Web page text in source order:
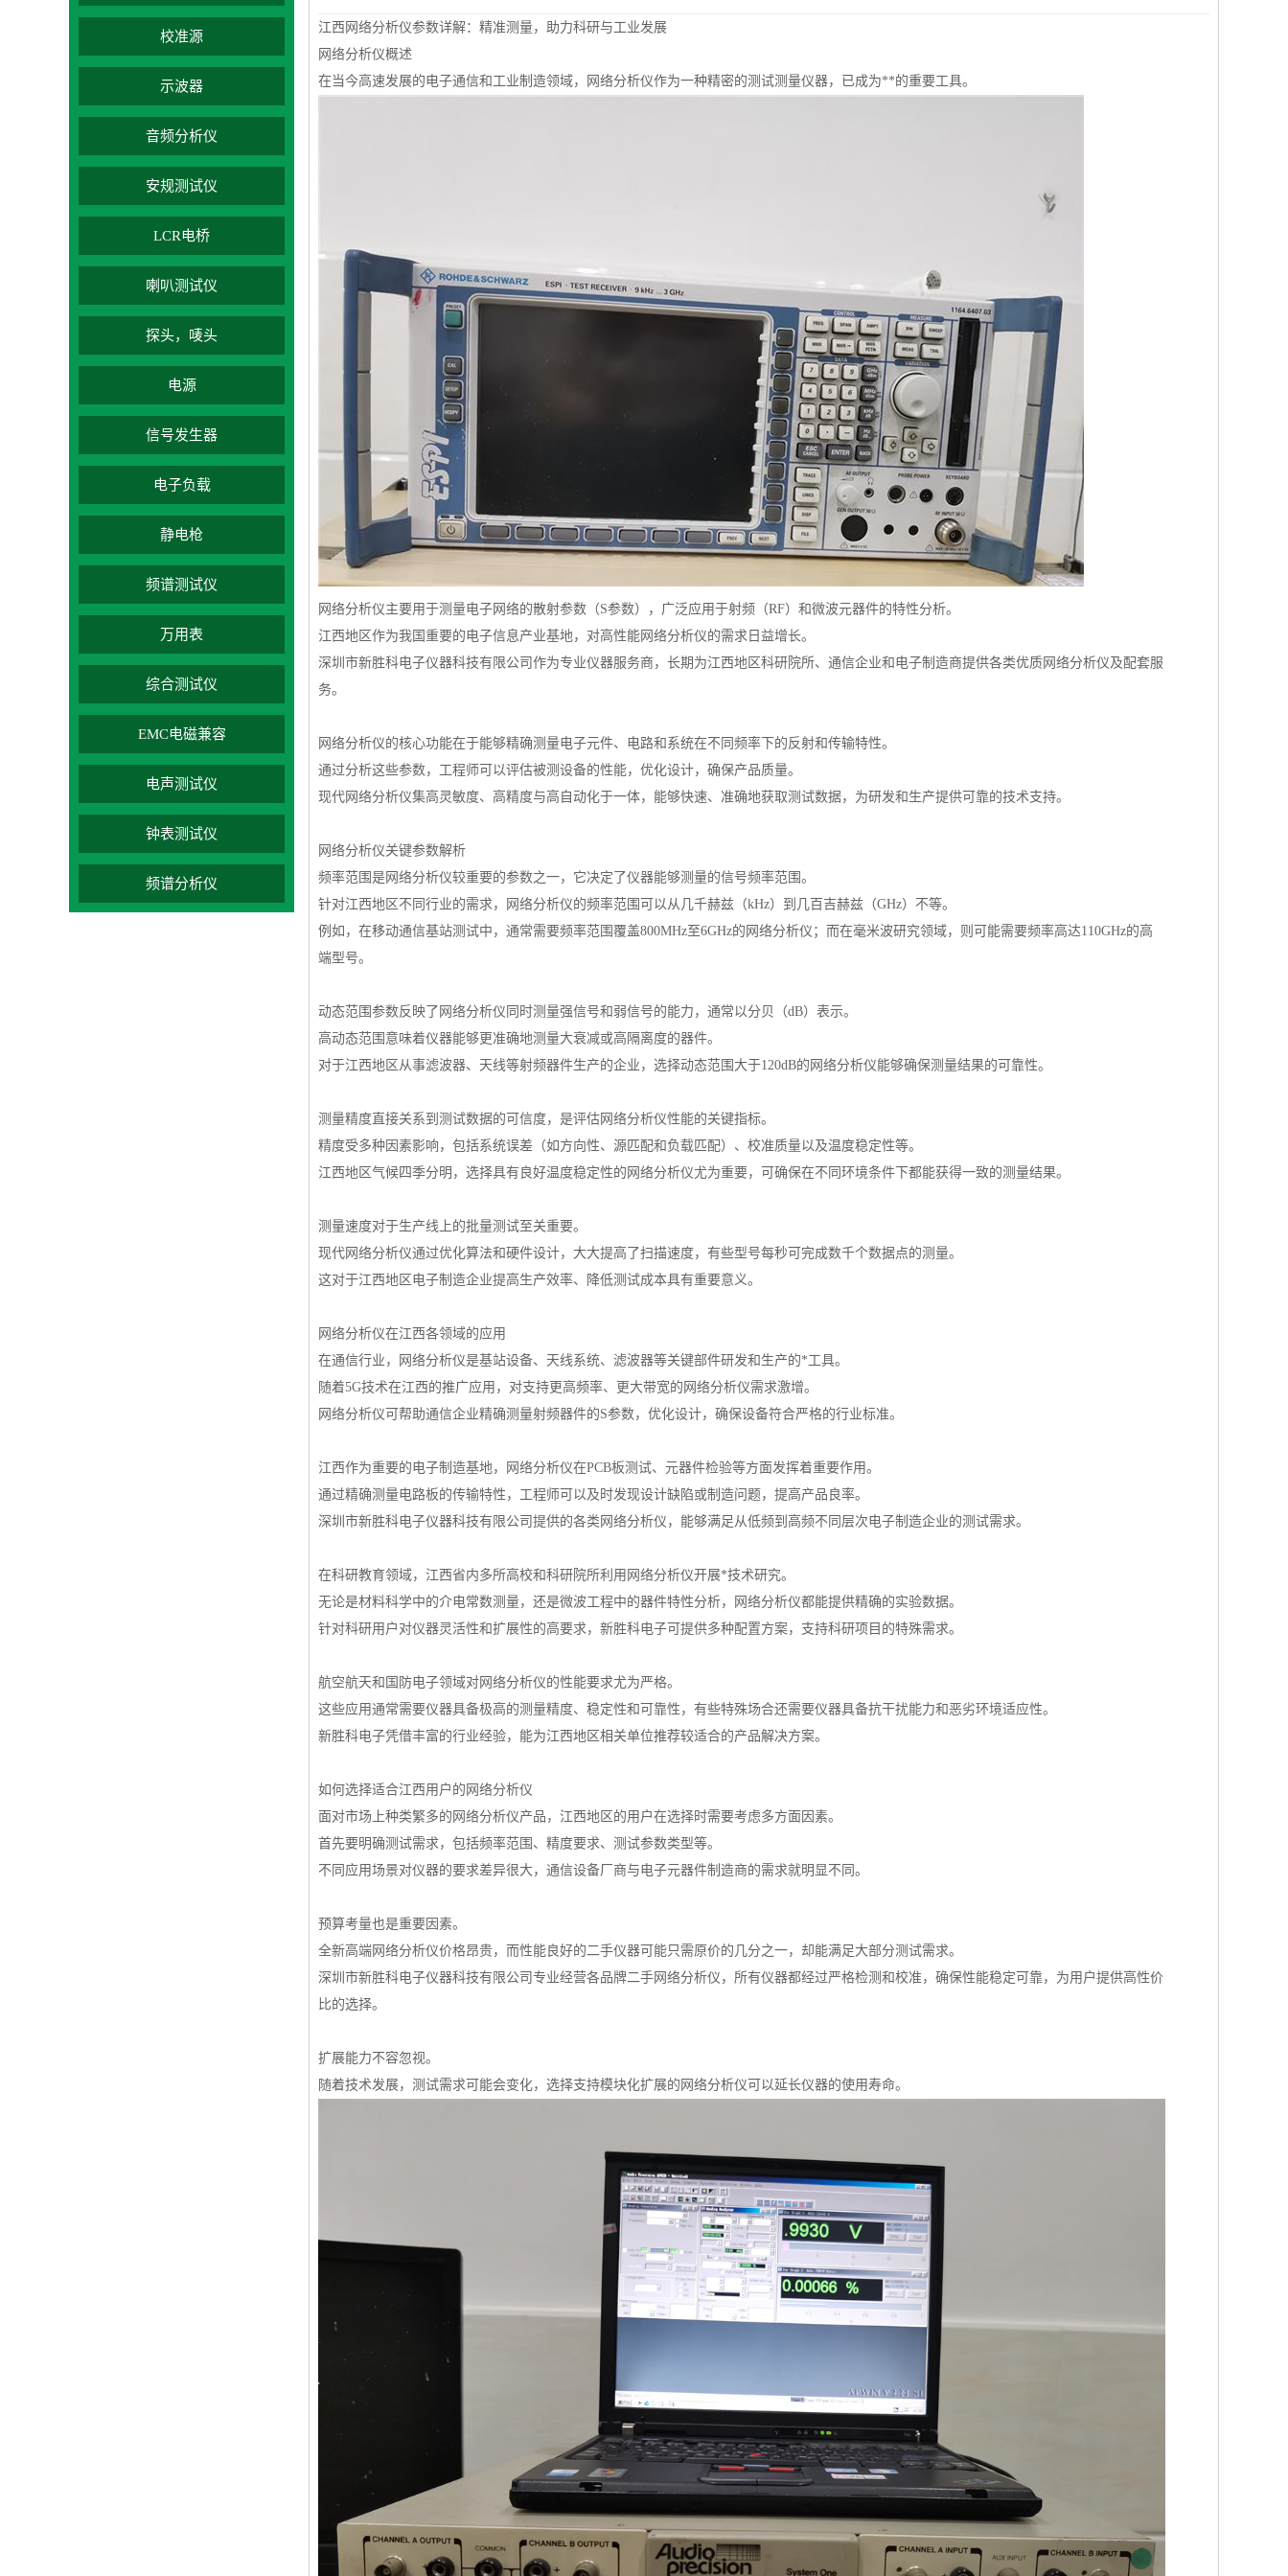
校准源
示波器
音频分析仪
安规测试仪
LCR电桥
喇叭测试仪
探头，唛头
电源
信号发生器
电子负载
静电枪
频谱测试仪
万用表
综合测试仪
EMC电磁兼容
电声测试仪
钟表测试仪
频谱分析仪
江西网络分析仪参数详解：精准测量，助力科研与工业发展
网络分析仪概述
在当今高速发展的电子通信和工业制造领域，网络分析仪作为一种精密的测试测量仪器，已成为**的重要工具。
网络分析仪主要用于测量电子网络的散射参数（S参数），广泛应用于射频（RF）和微波元器件的特性分析。
江西地区作为我国重要的电子信息产业基地，对高性能网络分析仪的需求日益增长。
深圳市新胜科电子仪器科技有限公司作为专业仪器服务商，长期为江西地区科研院所、通信企业和电子制造商提供各类优质网络分析仪及配套服
务。
网络分析仪的核心功能在于能够精确测量电子元件、电路和系统在不同频率下的反射和传输特性。
通过分析这些参数，工程师可以评估被测设备的性能，优化设计，确保产品质量。
现代网络分析仪集高灵敏度、高精度与高自动化于一体，能够快速、准确地获取测试数据，为研发和生产提供可靠的技术支持。
网络分析仪关键参数解析
频率范围是网络分析仪较重要的参数之一，它决定了仪器能够测量的信号频率范围。
针对江西地区不同行业的需求，网络分析仪的频率范围可以从几千赫兹（kHz）到几百吉赫兹（GHz）不等。
例如，在移动通信基站测试中，通常需要频率范围覆盖800MHz至6GHz的网络分析仪；而在毫米波研究领域，则可能需要频率高达110GHz的高
端型号。
动态范围参数反映了网络分析仪同时测量强信号和弱信号的能力，通常以分贝（dB）表示。
高动态范围意味着仪器能够更准确地测量大衰减或高隔离度的器件。
对于江西地区从事滤波器、天线等射频器件生产的企业，选择动态范围大于120dB的网络分析仪能够确保测量结果的可靠性。
测量精度直接关系到测试数据的可信度，是评估网络分析仪性能的关键指标。
精度受多种因素影响，包括系统误差（如方向性、源匹配和负载匹配）、校准质量以及温度稳定性等。
江西地区气候四季分明，选择具有良好温度稳定性的网络分析仪尤为重要，可确保在不同环境条件下都能获得一致的测量结果。
测量速度对于生产线上的批量测试至关重要。
现代网络分析仪通过优化算法和硬件设计，大大提高了扫描速度，有些型号每秒可完成数千个数据点的测量。
这对于江西地区电子制造企业提高生产效率、降低测试成本具有重要意义。
网络分析仪在江西各领域的应用
在通信行业，网络分析仪是基站设备、天线系统、滤波器等关键部件研发和生产的*工具。
随着5G技术在江西的推广应用，对支持更高频率、更大带宽的网络分析仪需求激增。
网络分析仪可帮助通信企业精确测量射频器件的S参数，优化设计，确保设备符合严格的行业标准。
江西作为重要的电子制造基地，网络分析仪在PCB板测试、元器件检验等方面发挥着重要作用。
通过精确测量电路板的传输特性，工程师可以及时发现设计缺陷或制造问题，提高产品良率。
深圳市新胜科电子仪器科技有限公司提供的各类网络分析仪，能够满足从低频到高频不同层次电子制造企业的测试需求。
在科研教育领域，江西省内多所高校和科研院所利用网络分析仪开展*技术研究。
无论是材料科学中的介电常数测量，还是微波工程中的器件特性分析，网络分析仪都能提供精确的实验数据。
针对科研用户对仪器灵活性和扩展性的高要求，新胜科电子可提供多种配置方案，支持科研项目的特殊需求。
航空航天和国防电子领域对网络分析仪的性能要求尤为严格。
这些应用通常需要仪器具备极高的测量精度、稳定性和可靠性，有些特殊场合还需要仪器具备抗干扰能力和恶劣环境适应性。
新胜科电子凭借丰富的行业经验，能为江西地区相关单位推荐较适合的产品解决方案。
如何选择适合江西用户的网络分析仪
面对市场上种类繁多的网络分析仪产品，江西地区的用户在选择时需要考虑多方面因素。
首先要明确测试需求，包括频率范围、精度要求、测试参数类型等。
不同应用场景对仪器的要求差异很大，通信设备厂商与电子元器件制造商的需求就明显不同。
预算考量也是重要因素。
全新高端网络分析仪价格昂贵，而性能良好的二手仪器可能只需原价的几分之一，却能满足大部分测试需求。
深圳市新胜科电子仪器科技有限公司专业经营各品牌二手网络分析仪，所有仪器都经过严格检测和校准，确保性能稳定可靠，为用户提供高性价
比的选择。
扩展能力不容忽视。
随着技术发展，测试需求可能会变化，选择支持模块化扩展的网络分析仪可以延长仪器的使用寿命。